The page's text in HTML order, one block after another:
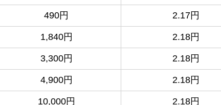
490円 2.17円
1,840円 2.18円
3,300円 2.18円
4,900円 2.18円
10,000円 2.18円